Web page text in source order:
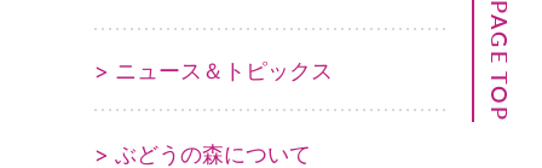
PAGE TOP
> ニュース＆トピックス
> ぶどうの森について